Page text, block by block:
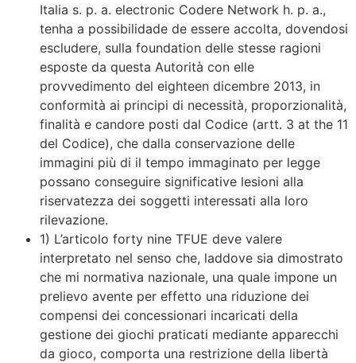
Italia s. p. a. electronic Codere Network h. p. a.,
tenha a possibilidade de essere accolta, dovendosi
escludere, sulla foundation delle stesse ragioni
esposte da questa Autorità con elle
provvedimento del eighteen dicembre 2013, in
conformità ai principi di necessità, proporzionalità,
finalità e candore posti dal Codice (artt. 3 at the 11
del Codice), che dalla conservazione delle
immagini più di il tempo immaginato per legge
possano conseguire significative lesioni alla
riservatezza dei soggetti interessati alla loro
rilevazione.
1) L’articolo forty nine TFUE deve valere
interpretato nel senso che, laddove sia dimostrato
che mi normativa nazionale, una quale impone un
prelievo avente per effetto una riduzione dei
compensi dei concessionari incaricati della
gestione dei giochi praticati mediante apparecchi
da gioco, comporta una restrizione della libertà